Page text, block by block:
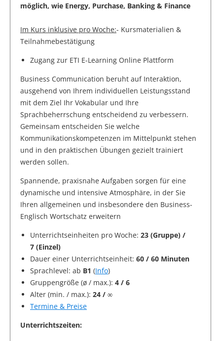
möglich, wie Energy, Purchase, Banking & Finance
Im Kurs inklusive pro Woche:- Kursmaterialien &
Teilnahmebestätigung
Zugang zur ETI E-Learning Online Plattform
Business Communication beruht auf Interaktion,
ausgehend von Ihrem individuellen Leistungsstand
mit dem Ziel Ihr Vokabular und Ihre
Sprachbeherrschung entscheidend zu verbessern.
Gemeinsam entscheiden Sie welche
Kommunikationskompetenzen im Mittelpunkt stehen
und in den praktischen Übungen gezielt trainiert
werden sollen.
Spannende, praxisnahe Aufgaben sorgen für eine
dynamische und intensive Atmosphäre, in der Sie
Ihren allgemeinen und insbesondere den Business-
Englisch Wortschatz erweitern
Unterrichtseinheiten pro Woche: 23 (Gruppe) /
7 (Einzel)
Dauer einer Unterrichtseinheit: 60 / 60 Minuten
Sprachlevel: ab B1 (Info)
Gruppengröße (ø / max.): 4 / 6
Alter (min. / max.): 24 / ∞
Termine & Preise
Unterrichtszeiten: